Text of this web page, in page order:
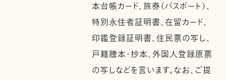
本台帳カード、旅券（パスポート）、
特別永住者証明書、在留カード、
印鑑登録証明書、住民票の写し、
戸籍謄本・抄本、外国人登録原票
の写しなどを言います。なお、ご提